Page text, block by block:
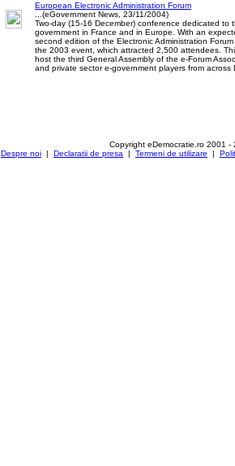
European Electronic Administration Forum
...(eGovernment News, 23/11/2004)
Two-day (15-16 December) conference dedicated to
government in France and in Europe. With an
second edition of the Electronic Administration
the 2003 event, which attracted 2,500 attendees.
host the third General Assembly of the e-Forum
and private sector e-government players from across
Copyright eDemocratie.ro 2001 -
Despre noi | Declaratii de presa | Termeni de utilizare |